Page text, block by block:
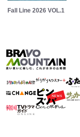
Fall Line 2026 VOL.1